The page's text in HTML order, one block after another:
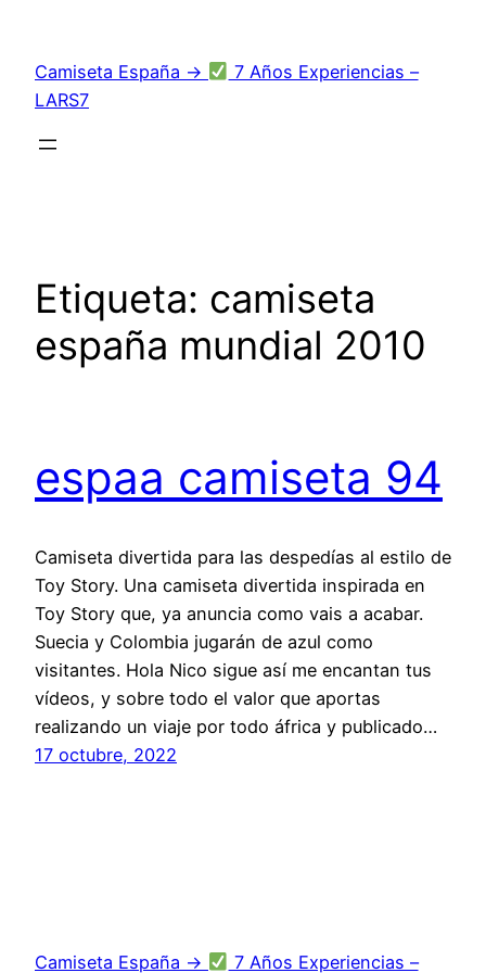
contenido
Camiseta España →
7 Años Experiencias –
LARS7
Etiqueta: camiseta
españa mundial 2010
espaa camiseta 94
Camiseta divertida para las despedías al estilo de
Toy Story. Una camiseta divertida inspirada en
Toy Story que, ya anuncia como vais a acabar.
Suecia y Colombia jugarán de azul como
visitantes. Hola Nico sigue así me encantan tus
vídeos, y sobre todo el valor que aportas
realizando un viaje por todo áfrica y publicado…
17 octubre, 2022
Camiseta España → 7 Años Experiencias –